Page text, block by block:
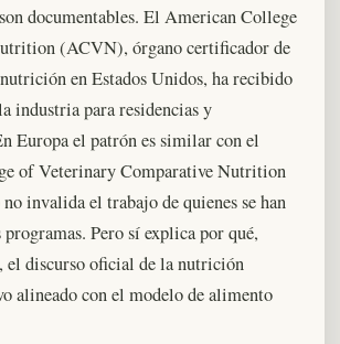
documentables. El American College
(ACVN), órgano certificador de
en Estados Unidos, ha recibido
industria para residencias y
Europa el patrón es similar con el
of Veterinary Comparative Nutrition
invalida el trabajo de quienes se han
programas. Pero sí explica por qué,
el discurso oficial de la nutrición
alineado con el modelo de alimento